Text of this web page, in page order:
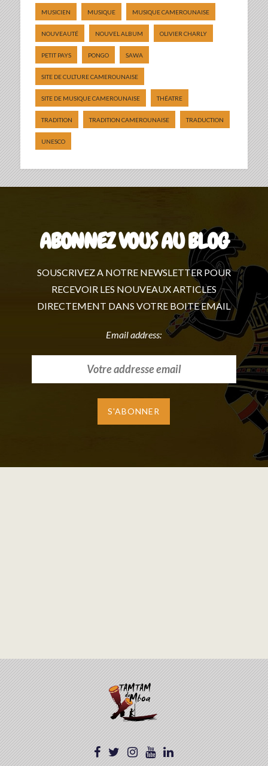
MUSICIEN MUSIQUE MUSIQUE CAMEROUNAISE
NOUVEAUTÉ NOUVEL ALBUM OLIVIER CHARLY
PETIT PAYS PONGO SAWA
SITE DE CULTURE CAMEROUNAISE
SITE DE MUSIQUE CAMEROUNAISE THÉATRE
TRADITION TRADITION CAMEROUNAISE TRADUCTION
UNESCO
ABONNEZ VOUS AU BLOG
SOUSCRIVEZ A NOTRE NEWSLETTER POUR
RECEVOIR LES NOUVEAUX ARTICLES
DIRECTEMENT DANS VOTRE BOITE EMAIL
Email address: